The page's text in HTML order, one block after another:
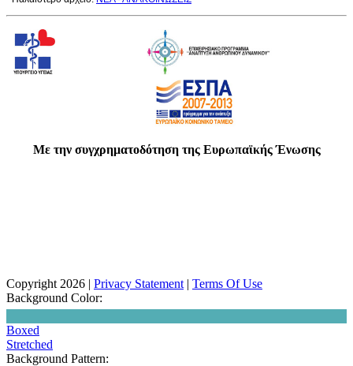
Με την συγχρηματοδότηση της Ευρωπαϊκής Ένωσης
Copyright 2026 | Privacy Statement | Terms Of Use
Background Color:
Boxed
Stretched
Background Pattern: